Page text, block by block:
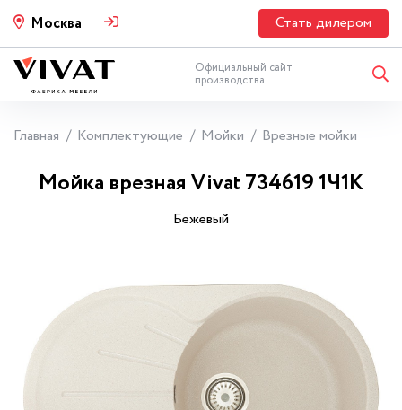
Москва Стать дилером
Официальный сайт
производства
Главная Комплектующие Мойки Врезные мойки
Мойка врезная Vivat 734619 1Ч1К
Бежевый